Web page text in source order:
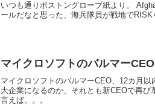
いつも通りボストングローブ紙より。
ールだなと思った、海兵隊員が戦地でRISK
マイクロソフトのバルマー
マイクロソフトのバルマーCEO、12カ月
大企業になるのか、それとも新CEOで再
言えば。。。